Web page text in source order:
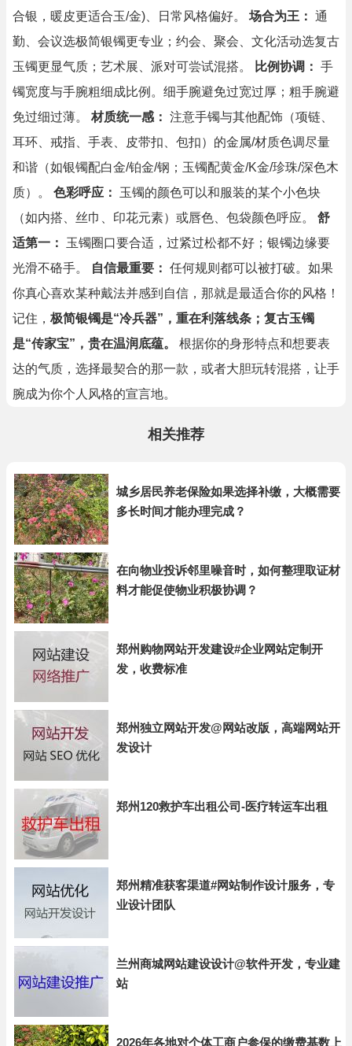
合银，暖皮更适合玉/金)、日常风格偏好。 场合为王： 通
勤、会议选极简银镯更专业；约会、聚会、文化活动选复古
玉镯更显气质；艺术展、派对可尝试混搭。
比例协调： 手
镯宽度与手腕粗细成比例。细手腕避免过宽过厚；粗手腕避
免过细过薄。 材质统一感： 注意手镯与其他配饰（项链、
耳环、戒指、手表、皮带扣、包扣）的金属/材质色调尽量
和谐（如银镯配白金/铂金/钢；玉镯配黄金/K金/珍珠/深色木
质）。 色彩呼应：
玉镯的颜色可以和服装的某个小色块
（如内搭、丝巾、印花元素）或唇色、包袋颜色呼应。 舒
适第一：
玉镯圈口要合适，过紧过松都不好；银镯边缘要
光滑不硌手。
自信最重要： 任何规则都可以被打破。如果
你真心喜欢某种戴法并感到自信，那就是最适合你的风格！
记住， 极简银镯是“冷兵器”，重在利落线条；复古玉镯
是“传家宝”，贵在温润底蕴。
根据你的身形特点和想要表
达的气质，选择最契合的那一款，或者大胆玩转混搭，让手
腕成为你个人风格的宣言地。
相关推荐
城乡居民养老保险如果选择补缴，大概需要
多长时间才能办理完成？
在向物业投诉邻里噪音时，如何整理取证材
料才能促使物业积极协调？
郑州购物网站开发建设#企业网站定制开
发，收费标准
郑州独立网站开发@网站改版，高端网站开
发设计
郑州120救护车出租公司-医疗转运车出租
郑州精准获客渠道#网站制作设计服务，专
业设计团队
兰州商城网站建设设计@软件开发，专业建
站
2026年各地对个体工商户参保的缴费基数上